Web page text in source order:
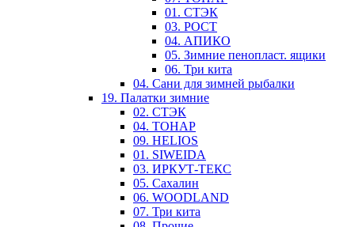
01. СТЭК
03. РОСТ
04. АПИКО
05. Зимние пенопласт. ящики
06. Три кита
04. Сани для зимней рыбалки
19. Палатки зимние
02. СТЭК
04. ТОНАР
09. HELIOS
01. SIWEIDA
03. ИРКУТ-ТЕКС
05. Сахалин
06. WOODLAND
07. Три кита